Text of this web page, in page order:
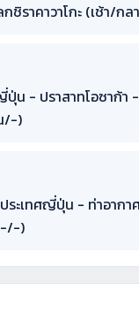
ชิราคาวาโกะ (เช้า/ก
น - ปราสาทโอซาก้า
/-)
ระเทศญี่ปุ่น - ท่าอากา
)